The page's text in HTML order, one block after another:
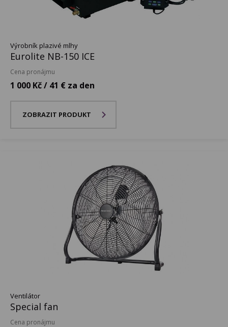
Výrobník plazivé mlhy
Eurolite NB-150 ICE
Cena pronájmu
1 000 Kč / 41 € za den
ZOBRAZIT PRODUKT
Ventilátor
Special fan
Cena pronájmu